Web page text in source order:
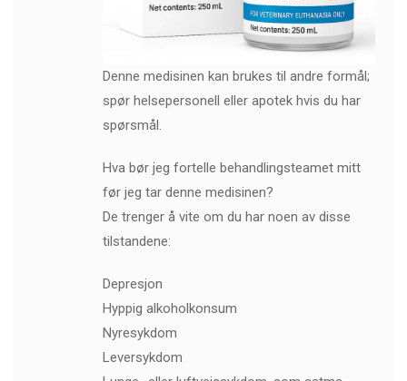
Denne medisinen kan brukes til andre formål;
spør helsepersonell eller apotek hvis du har
spørsmål.
Hva bør jeg fortelle behandlingsteamet mitt
før jeg tar denne medisinen?
De trenger å vite om du har noen av disse
tilstandene:
Depresjon
Hyppig alkoholkonsum
Nyresykdom
Leversykdom